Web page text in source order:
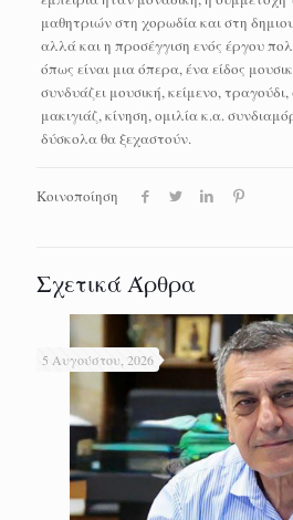
μαθητριών στη χορωδία και στη
αλλά και η προσέγγιση ενός έργου
όπως είναι μια όπερα, ένα είδος
συνδυάζει μουσική, κείμενο,
μακιγιάζ, κίνηση, ομιλία κ.α.
δύσκολα θα ξεχαστούν.
Κοινοποίηση
Σχετικά Άρθρα
5 Αυγούστου, 2026